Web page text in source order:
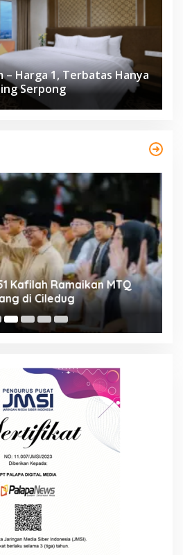
– Harga 1, Terbatas Hanya
Serpong
Kafilah Ramaikan MTQ
di Ciledug